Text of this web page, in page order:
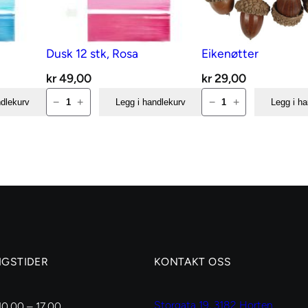
Dusk 12 stk, Rosa
kr49,00
Dusk
12
− + Legg i handlekurv
Eikenøtter
kr29,00
Eikenøtter
antall
− + Legg i
KONTAKT OSS
Storgata 19, 3182 Horten